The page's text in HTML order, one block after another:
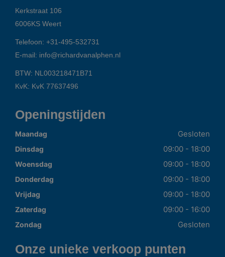
Kerkstraat 106
6006KS Weert
Telefoon: +31-495-532731
E-mail: info@richardvanalphen.nl
BTW: NL003218471B71
KvK: KvK 77637496
Openingstijden
Maandag Gesloten
Dinsdag 09:00 - 18:00
Woensdag 09:00 - 18:00
Donderdag 09:00 - 18:00
Vrijdag 09:00 - 18:00
Zaterdag 09:00 - 16:00
Zondag Gesloten
Onze unieke verkoop punten